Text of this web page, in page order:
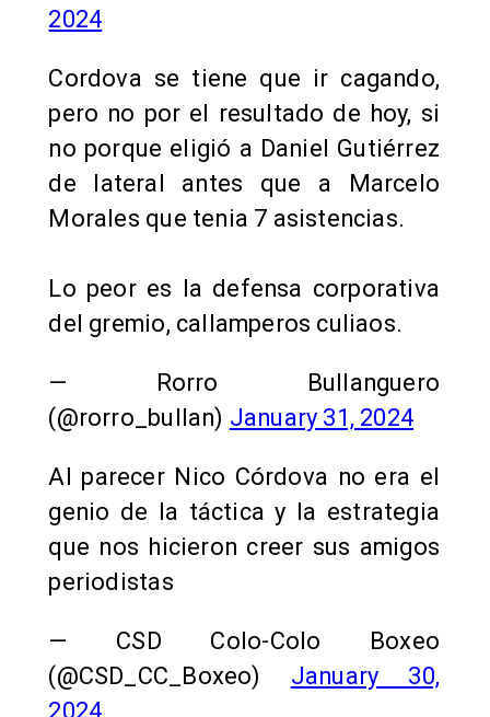
2024
Cordova se tiene que ir cagando,
pero no por el resultado de hoy, si
no porque eligió a Daniel Gutiérrez
de lateral antes que a Marcelo
Morales que tenia 7 asistencias.
Lo peor es la defensa corporativa
del gremio, callamperos culiaos.
— Rorro Bullanguero
(@rorro_bullan) January 31, 2024
Al parecer Nico Córdova no era el
genio de la táctica y la estrategia
que nos hicieron creer sus amigos
periodistas
— CSD Colo-Colo Boxeo
(@CSD_CC_Boxeo) January 30,
2024